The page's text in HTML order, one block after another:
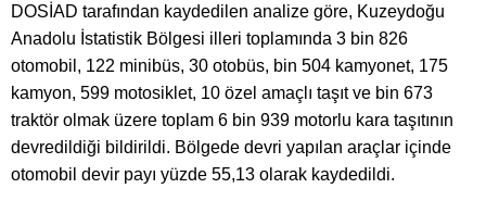
DOSİAD tarafından kaydedilen analize göre, Kuzeydoğu
Anadolu İstatistik Bölgesi illeri toplamında 3 bin 826
otomobil, 122 minibüs, 30 otobüs, bin 504 kamyonet, 175
kamyon, 599 motosiklet, 10 özel amaçlı taşıt ve bin 673
traktör olmak üzere toplam 6 bin 939 motorlu kara taşıtının
devredildiği bildirildi. Bölgede devri yapılan araçlar içinde
otomobil devir payı yüzde 55,13 olarak kaydedildi.